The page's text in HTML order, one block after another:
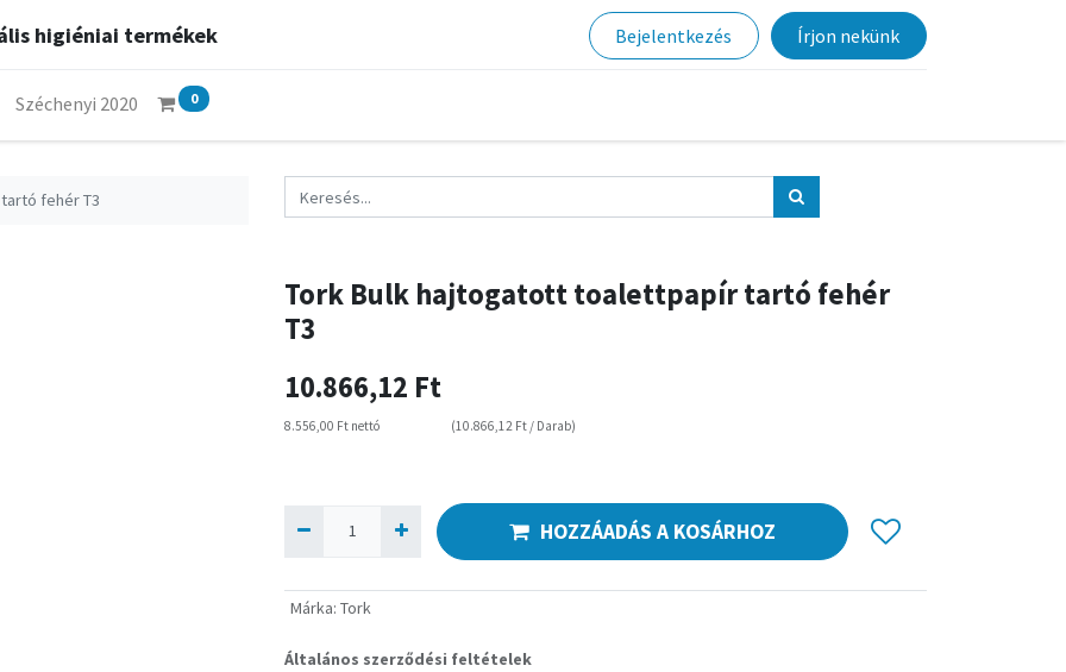
higiéniai termékek Bejelentkezés Írjon nekünk
Széchenyi 2020 0
fehér T3
Tork Bulk hajtogatott toalettpapír tartó fehér
T3
10.866,12 Ft
8.556,00 Ft nettó (10.866,12 Ft / Darab)
HOZZÁADÁS A KOSÁRHOZ
Márka: Tork
Általános szerződési feltételek